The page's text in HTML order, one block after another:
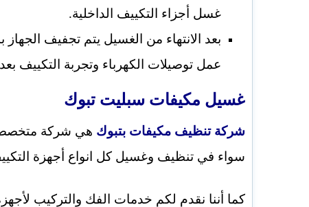
غسل أجزاء التكييف الداخلية.
بعد الانتهاء من الغسيل يتم تجفيف
عمل توصيلات الكهرباء وتجربة التكييف
غسيل مكيفات سبليت تبوك
شركة تنظيف مكيفات بتبوك هي شركة متخصصة
سواء في تنظيف وغسيل كل انواع أجهزة
كما أننا نقدم لكم خدمات الفك والتركيب